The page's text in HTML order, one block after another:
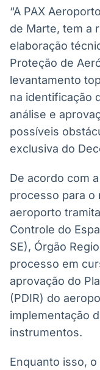
“A PAX
de Marte, tem a
elaboração
Proteção de
levantamento
na identificação
análise e
possíveis
exclusiva do
De acordo com
processo para o
aeroporto
Controle do
SE), Órgão
processo em
aprovação do
(PDIR) do
implementação
instrumentos.
Enquanto isso,